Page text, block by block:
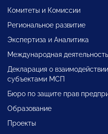
Комитеты и Комиссии
Региональное развитие
Экспертиза и Аналитика
Международная деятельность
Декларация о
субъектами МСП
Бюро по защите прав
Образование
Проекты